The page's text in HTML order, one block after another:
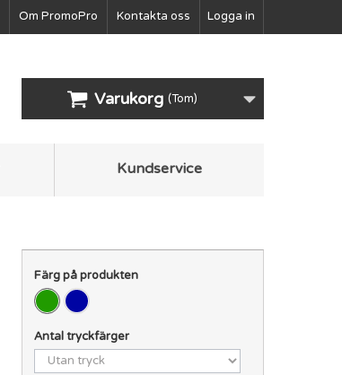
Logga in
Kontakta oss
Om PromoPro
Varukorg (Tom)
Kundservice
Färg på produkten
Antal tryckfärger